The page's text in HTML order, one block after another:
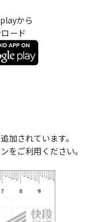
から
ード
加されています。
をご利用ください。